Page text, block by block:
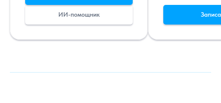
ИИ-помощник